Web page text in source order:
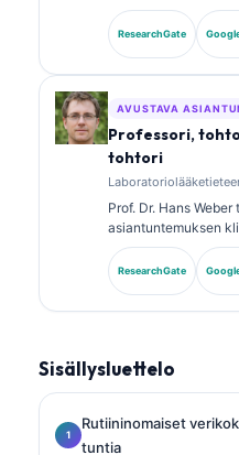
analyysistä. Hänellä
kliinisen kemian
ResearchGate
AVUSTAVA
Professori,
tohtori
Prof. Dr. Hans
asiantuntemuksen
kliinisen kemian
ResearchGate
Sisällysluettelo
Rutiininomaiset
tuntia